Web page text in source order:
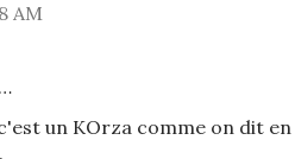
AM
un KOrza comme on dit